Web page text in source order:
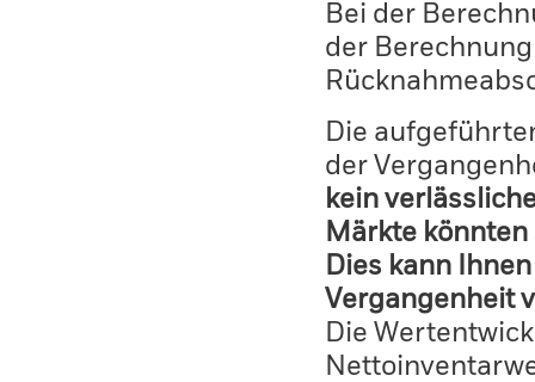
Bei der
der
Die
der
kein
Märkte
Dies kann
Vergangenheit
Die